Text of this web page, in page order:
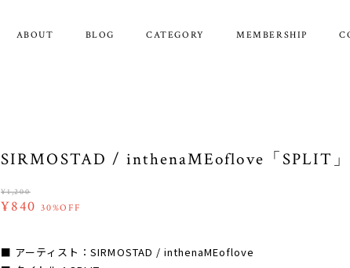
ABOUT BLOG CATEGORY MEMBERSHIP
SIRMOSTAD / inthenaMEoflove「SPLIT」
¥1,200
¥840 30%OFF
■ アーティスト：SIRMOSTAD / inthenaMEoflove